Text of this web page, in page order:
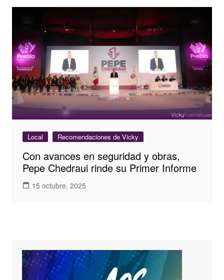
Local Recomendaciones de Vicky
Con avances en seguridad y obras,
Pepe Chedraui rinde su Primer Informe
15 octubre, 2025